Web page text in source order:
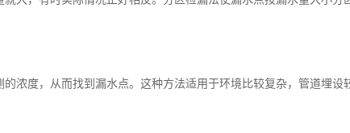
浓度，从而找到漏水点。这种方法适用于环境比较复杂，管道埋设